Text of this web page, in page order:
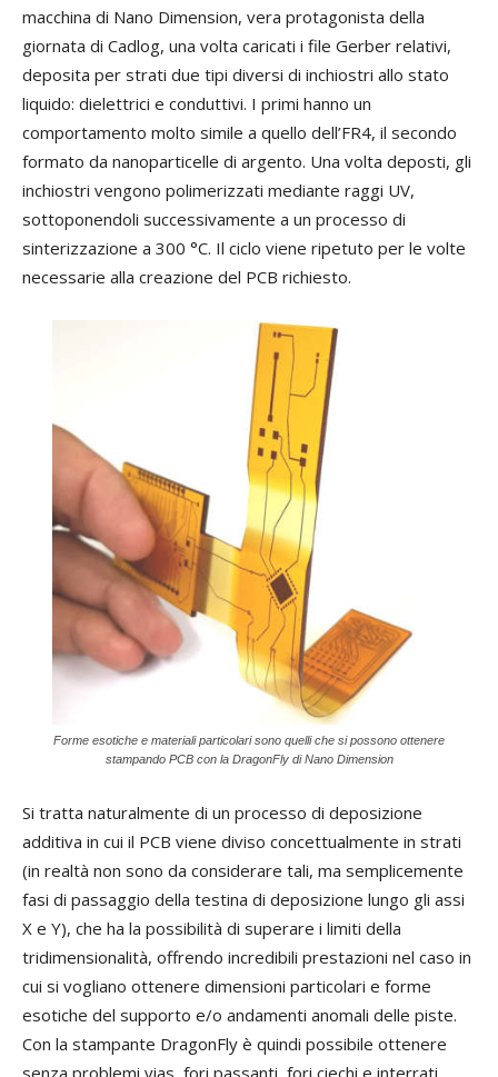
macchina di Nano Dimension, vera protagonista della
giornata di Cadlog, una volta caricati i file Gerber relativi,
deposita per strati due tipi diversi di inchiostri allo stato
liquido: dielettrici e conduttivi. I primi hanno un
comportamento molto simile a quello dell’FR4, il secondo
formato da nanoparticelle di argento. Una volta deposti, gli
inchiostri vengono polimerizzati mediante raggi UV,
sottoponendoli successivamente a un processo di
sinterizzazione a 300 °C. Il ciclo viene ripetuto per le volte
necessarie alla creazione del PCB richiesto.
Forme esotiche e materiali particolari sono quelli che si possono ottenere
stampando PCB con la DragonFly di Nano Dimension
Si tratta naturalmente di un processo di deposizione
additiva in cui il PCB viene diviso concettualmente in strati
(in realtà non sono da considerare tali, ma semplicemente
fasi di passaggio della testina di deposizione lungo gli assi
X e Y), che ha la possibilità di superare i limiti della
tridimensionalità, offrendo incredibili prestazioni nel caso in
cui si vogliano ottenere dimensioni particolari e forme
esotiche del supporto e/o andamenti anomali delle piste.
Con la stampante DragonFly è quindi possibile ottenere